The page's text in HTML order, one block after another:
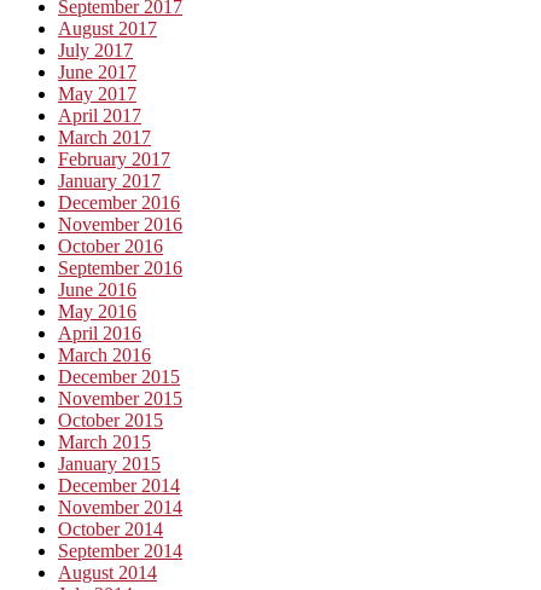
September 2017
August 2017
July 2017
June 2017
May 2017
April 2017
March 2017
February 2017
January 2017
December 2016
November 2016
October 2016
September 2016
June 2016
May 2016
April 2016
March 2016
December 2015
November 2015
October 2015
March 2015
January 2015
December 2014
November 2014
October 2014
September 2014
August 2014